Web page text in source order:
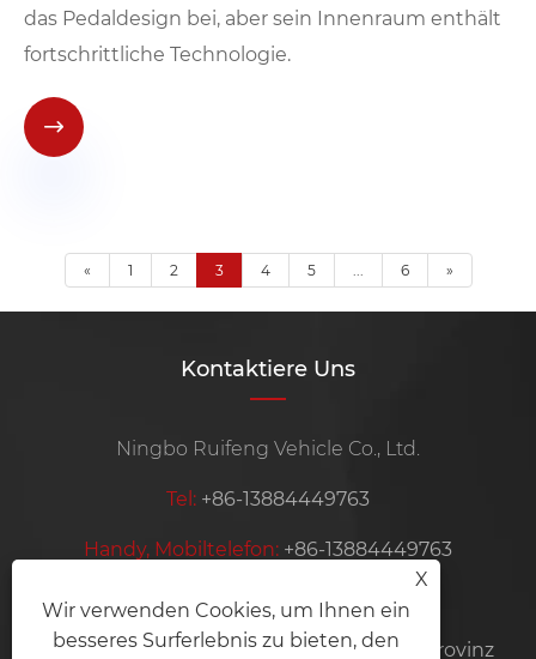
das Pedaldesign bei, aber sein Innenraum enthält
fortschrittliche Technologie.

« 1 2 3 4 5 ... 6 »
Kontaktiere Uns
Ningbo Ruifeng Vehicle Co., Ltd.
Tel: +86-13884449763
Handy, Mobiltelefon: +86-13884449763
Email: krooswon@ruifeng-inc.com
Adresse:Lishan, Ditang Industry, Yuyao, Provinz
X
Wir verwenden Cookies, um Ihnen ein
besseres Surferlebnis zu bieten, den